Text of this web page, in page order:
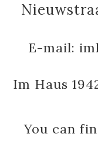
E-mail:
Im Haus
You can